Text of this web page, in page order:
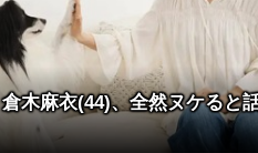
木麻衣(44)、全然ヌケると